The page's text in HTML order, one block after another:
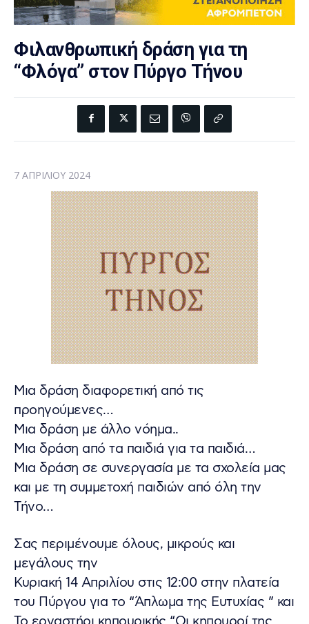
Φιλανθρωπική δράση για τη
“Φλόγα” στον Πύργο Τήνου
7 ΑΠΡΙΛΊΟΥ 2024
Μια δράση διαφορετική από τις
προηγούμενες…
Μια δράση με άλλο νόημα..
Μια δράση από τα παιδιά για τα παιδιά…
Μια δράση σε συνεργασία με τα σχολεία μας
και με τη συμμετοχή παιδιών από όλη την
Τήνο…
Σας περιμένουμε όλους, μικρούς και
μεγάλους την
Κυριακή 14 Απριλίου στις 12:00 στην πλατεία
του Πύργου για το “Άπλωμα της Ευτυχίας ” και